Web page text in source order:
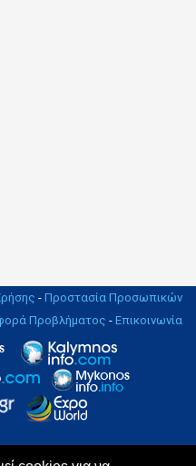
- Προστασία Προσωπικών
Προβλήματος - Επικοινωνία